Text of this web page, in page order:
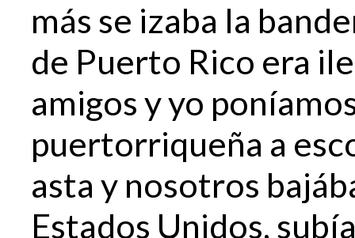
más se izaba la
de Puerto Rico era
amigos y yo
puertorriqueña a
asta y nosotros
Estados Unidos,